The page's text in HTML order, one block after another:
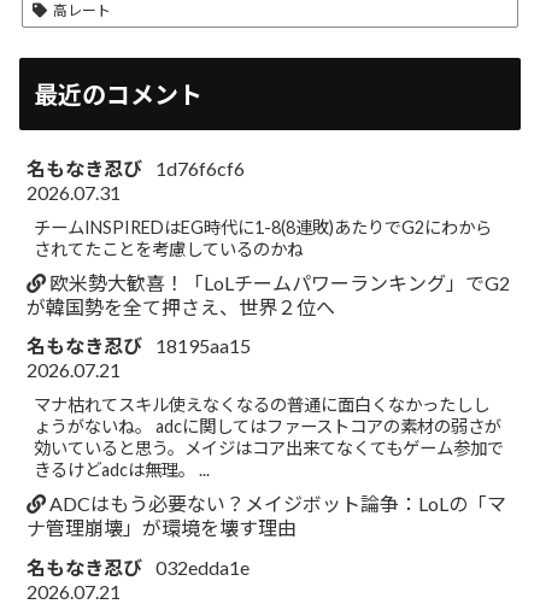
高レート
最近のコメント
名もなき忍び
1d76f6cf6
2026.07.31
チームINSPIREDはEG時代に1-8(8連敗)あたりでG2にわから
されてたことを考慮しているのかね
欧米勢大歓喜！「LoLチームパワーランキング」でG2
が韓国勢を全て押さえ、世界２位へ
名もなき忍び
18195aa15
2026.07.21
マナ枯れてスキル使えなくなるの普通に面白くなかったしし
ょうがないね。 adcに関してはファーストコアの素材の弱さが
効いていると思う。メイジはコア出来てなくてもゲーム参加で
きるけどadcは無理。 ...
ADCはもう必要ない？メイジボット論争：LoLの「マ
ナ管理崩壊」が環境を壊す理由
名もなき忍び 032edda1e
2026.07.21